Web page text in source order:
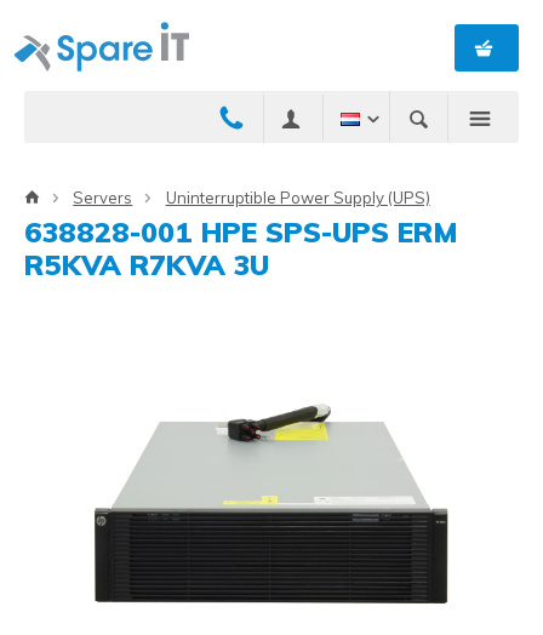
Servers Uninterruptible Power Supply (UPS)
638828-001 HPE SPS-UPS ERM
R5KVA R7KVA 3U